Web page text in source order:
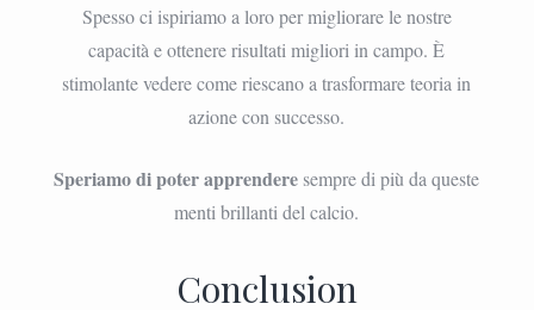
Spesso ci ispiriamo a loro per migliorare le nostre
capacità e ottenere risultati migliori in campo. È
stimolante vedere come riescano a trasformare teoria in
azione con successo.
Speriamo di poter apprendere sempre di più da queste
menti brillanti del calcio.
Conclusion